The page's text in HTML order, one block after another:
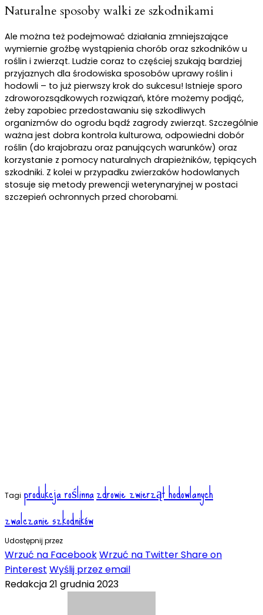
Naturalne sposoby walki ze szkodnikami
Ale można też podejmować działania zmniejszające
wymiernie groźbę wystąpienia chorób oraz szkodników u
roślin i zwierząt. Ludzie coraz to częściej szukają bardziej
przyjaznych dla środowiska sposobów uprawy roślin i
hodowli – to już pierwszy krok do sukcesu! Istnieje sporo
zdroworozsądkowych rozwiązań, które możemy podjąć,
żeby zapobiec przedostawaniu się szkodliwych
organizmów do ogrodu bądź zagrody zwierząt. Szczególnie
ważna jest dobra kontrola kulturowa, odpowiedni dobór
roślin (do krajobrazu oraz panujących warunków) oraz
korzystanie z pomocy naturalnych drapieżników, tępiących
szkodniki. Z kolei w przypadku zwierzaków hodowlanych
stosuje się metody prewencji weterynaryjnej w postaci
szczepień ochronnych przed chorobami.
Tagi produkcja roślinnazdrowie zwierząt hodowlanych
zwalczanie szkodników
Udostępnij przez
Wrzuć na FacebookWrzuć na TwitterShare on
Pinterest Wyślij przez email
Redakcja21 grudnia 2023